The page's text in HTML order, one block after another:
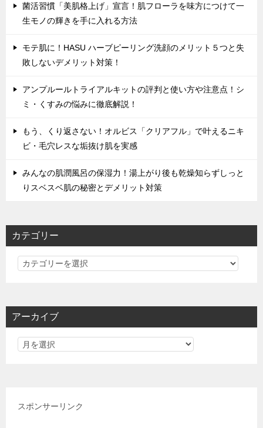
菌活習慣「美肌格上げ」宣言！肌フローラを味方につけて一
生モノの輝きを手に入れる方法
モテ肌に！HASU ハーブピーリング洗顔のメリット５つと失
敗しないデメリット対策！
アンプルールトライアルキットの評判と使い方や注意点！シ
ミ・くすみの悩みに徹底解説！
もう、くり返さない！オルビス「クリアフル」で叶えるニキ
ビ・毛穴レスな垢抜け肌を実感
みんなの肌潤風呂の保湿力！湯上がり後も乾燥知らずしっと
りスベスベ肌の秘密とデメリット対策
カテゴリー
カ
リ
アーカイブ
スポンサーリンク